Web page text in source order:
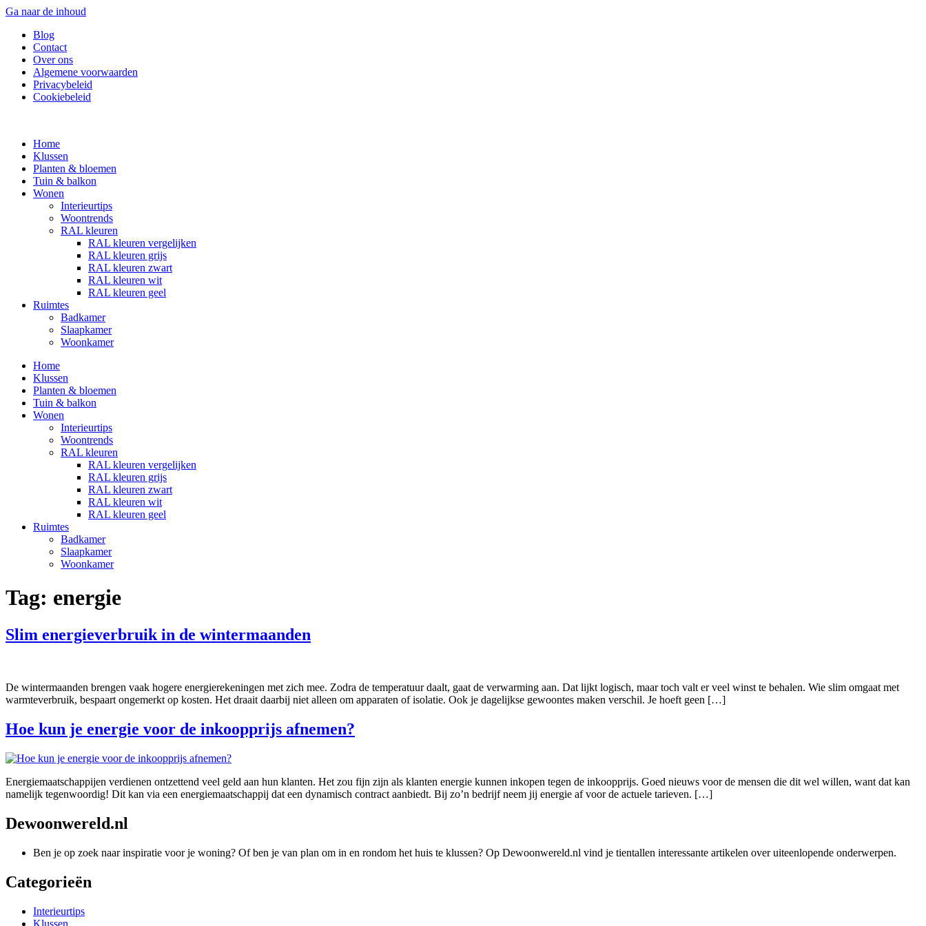
Ga naar de inhoud
Blog
Contact
Over ons
Algemene voorwaarden
Privacybeleid
Cookiebeleid
Home
Klussen
Planten & bloemen
Tuin & balkon
Wonen
Interieurtips
Woontrends
RAL kleuren
RAL kleuren vergelijken
RAL kleuren grijs
RAL kleuren zwart
RAL kleuren wit
RAL kleuren geel
Ruimtes
Badkamer
Slaapkamer
Woonkamer
Home
Klussen
Planten & bloemen
Tuin & balkon
Wonen
Interieurtips
Woontrends
RAL kleuren
RAL kleuren vergelijken
RAL kleuren grijs
RAL kleuren zwart
RAL kleuren wit
RAL kleuren geel
Ruimtes
Badkamer
Slaapkamer
Woonkamer
Tag: energie
Slim energieverbruik in de wintermaanden
De wintermaanden brengen vaak hogere energierekeningen met zich mee. Zodra de temperatuur daalt, gaat de verwarming aan. Dat lijkt logisch, maar toch valt er veel winst te behalen. Wie slim omgaat met
warmteverbruik, bespaart ongemerkt op kosten. Het draait daarbij niet alleen om apparaten of isolatie. Ook je dagelijkse gewoontes maken verschil. Je hoeft geen […]
Hoe kun je energie voor de inkoopprijs afnemen?
Energiemaatschappijen verdienen ontzettend veel geld aan hun klanten. Het zou fijn zijn als klanten energie kunnen inkopen tegen de inkoopprijs. Goed nieuws voor de mensen die dit wel willen, want dat kan
namelijk tegenwoordig! Dit kan via een energiemaatschappij dat een dynamisch contract aanbiedt. Bij zo’n bedrijf neem jij energie af voor de actuele tarieven. […]
Dewoonwereld.nl
Ben je op zoek naar inspiratie voor je woning? Of ben je van plan om in en rondom het huis te klussen? Op Dewoonwereld.nl vind je tientallen interessante artikelen over uiteenlopende onderwerpen.
Categorieën
Interieurtips
Klussen